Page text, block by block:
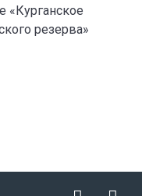
«Курганское
резерва»